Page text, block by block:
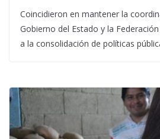
Coincidieron en mantener la
Gobierno del Estado y la
a la consolidación de políticas